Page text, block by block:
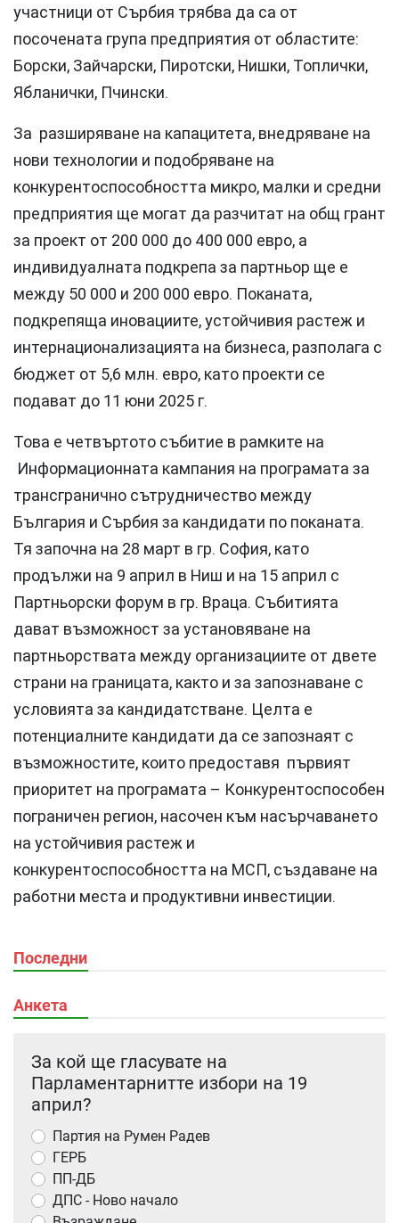
участници от Сърбия трябва да са от
посочената група предприятия от областите:
Борски, Зайчарски, Пиротски, Нишки, Топлички,
Ябланички, Пчински.
За разширяване на капацитета, внедряване на
нови технологии и подобряване на
конкурентоспособността микро, малки и средни
предприятия ще могат да разчитат на общ грант
за проект от 200 000 до 400 000 евро, а
индивидуалната подкрепа за партньор ще е
между 50 000 и 200 000 евро. Поканата,
подкрепяща иновациите, устойчивия растеж и
интернационализацията на бизнеса, разполага с
бюджет от 5,6 млн. евро, като проекти се
подават до 11 юни 2025 г.
Това е четвъртото събитие в рамките на
Информационната кампания на програмата за
трансгранично сътрудничество между
България и Сърбия за кандидати по поканата.
Тя започна на 28 март в гр. София, като
продължи на 9 април в Ниш и на 15 април с
Партньорски форум в гр. Враца. Събитията
дават възможност за установяване на
партньорствата между организациите от двете
страни на границата, както и за запознаване с
условията за кандидатстване. Целта е
потенциалните кандидати да се запознаят с
възможностите, които предоставя първият
приоритет на програмата – Конкурентоспособен
пограничен регион, насочен към насърчаването
на устойчивия растеж и
конкурентоспособността на МСП, създаване на
работни места и продуктивни инвестиции.
Последни
Анкета
За кой ще гласувате на
Парламентарнитте избори на 19
април?
Партия на Румен Радев
ГЕРБ
ПП-ДБ
ДПС - Ново начало